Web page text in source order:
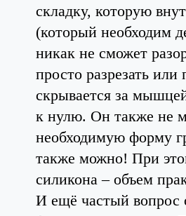
складку, которую
(который необходим
никак не сможет
просто разрезать
скрывается за
к нулю. Он также не
необходимую форму
также можно! При
силикона – объем
И ещё частый вопрос